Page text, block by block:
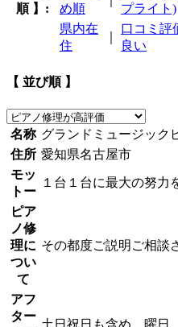
順 】:
め順
プライト)
県内在
住
口コミ評
良い
【 並び順 】
名称 グランドミュージック
住所 愛知県名古屋市
モッ
トー
１台１台に最大の努力
ピア
ノ修
理に
つい
て
その都度ご説明ご相談
アフ
ター
土日祝日も含め、曜日